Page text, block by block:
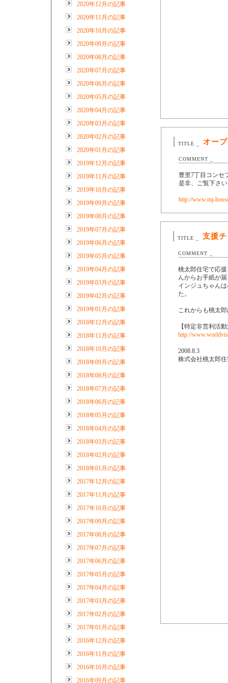
2020年12月の記事
2020年11月の記事
2020年10月の記事
2020年09月の記事
2020年08月の記事
2020年07月の記事
2020年06月の記事
2020年05月の記事
2020年04月の記事
2020年03月の記事
2020年02月の記事
2020年01月の記事
2019年12月の記事
2019年11月の記事
2019年10月の記事
2019年09月の記事
2019年08月の記事
2019年07月の記事
2019年06月の記事
2019年05月の記事
2019年04月の記事
2019年03月の記事
2019年02月の記事
2019年01月の記事
2018年12月の記事
2018年11月の記事
2018年10月の記事
2018年09月の記事
2018年08月の記事
2018年07月の記事
2018年06月の記事
2018年05月の記事
2018年04月の記事
2018年03月の記事
2018年02月の記事
2018年01月の記事
2017年12月の記事
2017年11月の記事
2017年10月の記事
2017年09月の記事
2017年08月の記事
2017年07月の記事
2017年06月の記事
2017年05月の記事
2017年04月の記事
2017年03月の記事
2017年02月の記事
2017年01月の記事
2016年12月の記事
2016年11月の記事
2016年10月の記事
2016年09月の記事
TITLE _ オー
COMMENT _
豊里7丁目コンセ
是非、ご覧下さ
http://www.mj-
TITLE _ 支援
COMMENT _
桃太郎住宅で応
んからお手紙が
インジュちゃん
た。
これからも桃太
【特定非営利活
http://
2008.8.3
株式会社桃太郎